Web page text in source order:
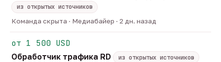
из открытых источников
Команда скрыта · Медиабайер · 2 дн. назад
от 1 500 USD
Обработчик трафика RD
из открытых источников